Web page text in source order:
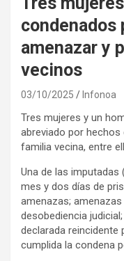
condenados
amenazar y
vecinos
03/10/2025 Infonoa
Tres mujeres y un
abreviado por
familia vecina, entre
Una de las imputadas
mes y dos días de
amenazas;
desobediencia
declarada reincidente
cumplida la condena